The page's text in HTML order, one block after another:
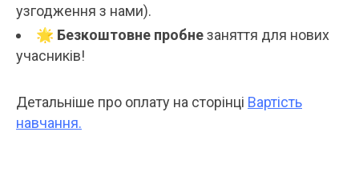
узгодження з нами).
🌟 Безкоштовне пробнезаняття для нових
учасників!
Детальніше про оплату на сторінці Вартість
навчання.